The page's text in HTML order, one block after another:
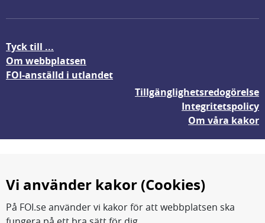
Tyck till ...
Om webbplatsen
FOI-anställd i utlandet
Tillgänglighetsredogörelse
Integritetspolicy
Om våra kakor
Vi använder kakor (Cookies)
På FOI.se använder vi kakor för att webbplatsen ska